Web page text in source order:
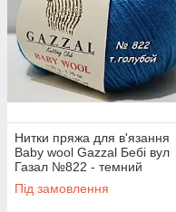
Нитки пряжа для в'язання
Baby wool Gazzal Бебі вул
Газал №822 - темний
блакитний
Під замовлення